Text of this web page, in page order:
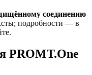
соединению
подробности — в
PROMT.One